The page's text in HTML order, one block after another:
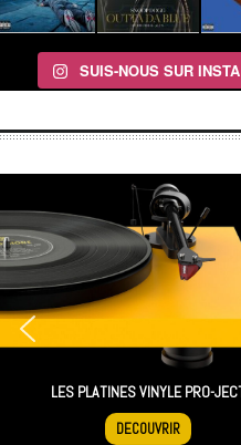
SUIS-NOUS SUR
LES PLATINES VINYLE PRO-
DECOUVRIR